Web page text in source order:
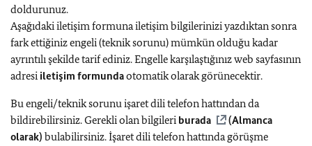
doldurunuz.
Aşağıdaki iletişim formuna iletişim bilgilerinizi yazdıktan sonra
fark ettiğiniz engeli (teknik sorunu) mümkün olduğu kadar
ayrıntılı şekilde tarif ediniz. Engelle karşılaştığınız web sayfasının
adresi iletişim formundaotomatik olarak görünecektir.
Bu engeli/teknik sorunu işaret dili telefon hattından da
bildirebilirsiniz. Gerekli olan bilgileri burada
(Almanca
olarak) bulabilirsiniz. İşaret dili telefon hattında görüşme